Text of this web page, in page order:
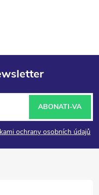
ochrany osobních údajů
ABONATI-VA